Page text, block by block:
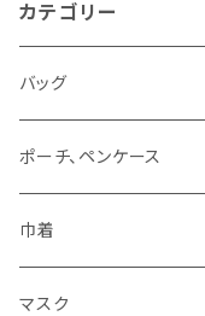
カテゴリー
バッグ
ポーチ、ペンケース
巾着
マスク